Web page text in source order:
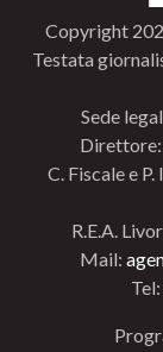
Copyright
Testata
Sede
C. Fiscale e
R.E.A.
Mail: